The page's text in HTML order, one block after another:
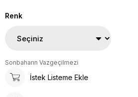
Renk
Sonbaharın Vazgeçilmezi
İstek Listeme Ekle